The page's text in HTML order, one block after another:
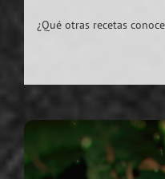
¿Qué otras recetas